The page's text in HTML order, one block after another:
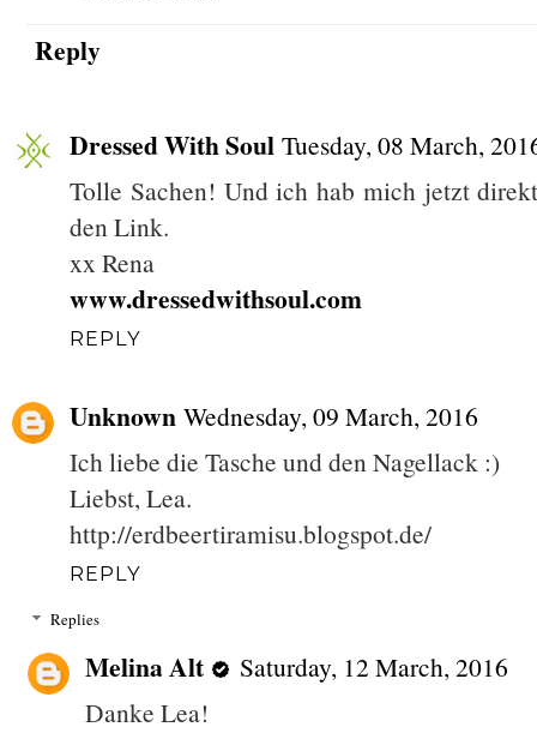
Reply
Dressed With Soul Tuesday, 08 March,
Tolle Sachen! Und ich hab mich jetzt
den Link.
xx Rena
www.dressedwithsoul.com
REPLY
Unknown Wednesday, 09 March, 2016
Ich liebe die Tasche und den Nagellack :)
Liebst, Lea.
http://erdbeertiramisu.blogspot.de/
REPLY
Replies
Melina Alt
Saturday, 12 March, 2016
Danke Lea!